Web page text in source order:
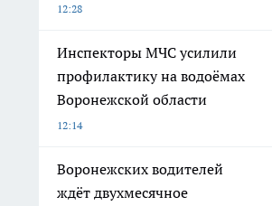
12:28
Инспекторы МЧС усилили
профилактику на водоёмах
Воронежской области
12:14
Воронежских водителей
ждёт двухмесячное